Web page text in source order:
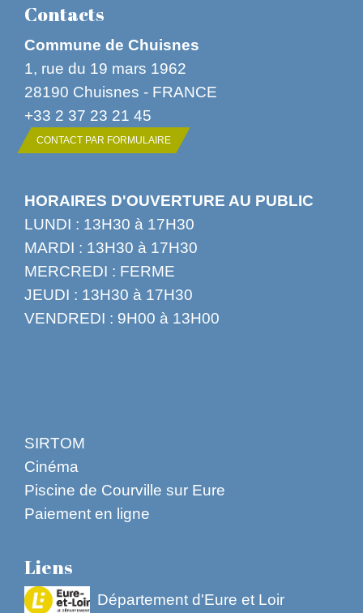
Contacts
Commune de Chuisnes
1, rue du 19 mars 1962
28190 Chuisnes - FRANCE
+33 2 37 23 21 45
CONTACT PAR FORMULAIRE
HORAIRES D'OUVERTURE AU PUBLIC
LUNDI : 13H30 à 17H30
MARDI : 13H30 à 17H30
MERCREDI : FERME
JEUDI : 13H30 à 17H30
VENDREDI : 9H00 à 13H00
SIRTOM
Cinéma
Piscine de Courville sur Eure
Paiement en ligne
Liens
Département d'Eure et Loir